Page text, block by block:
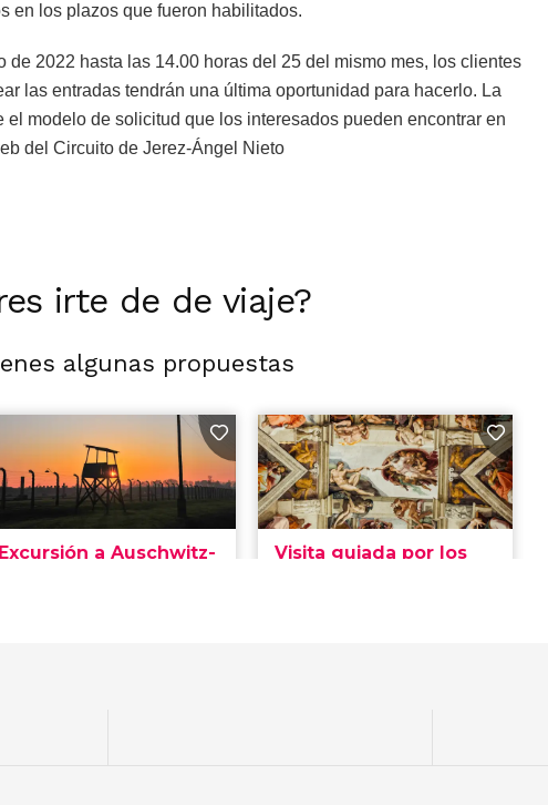
en los plazos que fueron habilitados.
de 2022 hasta las 14.00 horas del 25 del mismo mes, los clientes
las entradas tendrán una última oportunidad para hacerlo. La
modelo de solicitud que los interesados pueden encontrar en
del Circuito de Jerez-Ángel Nieto
irte de de viaje?
algunas propuestas